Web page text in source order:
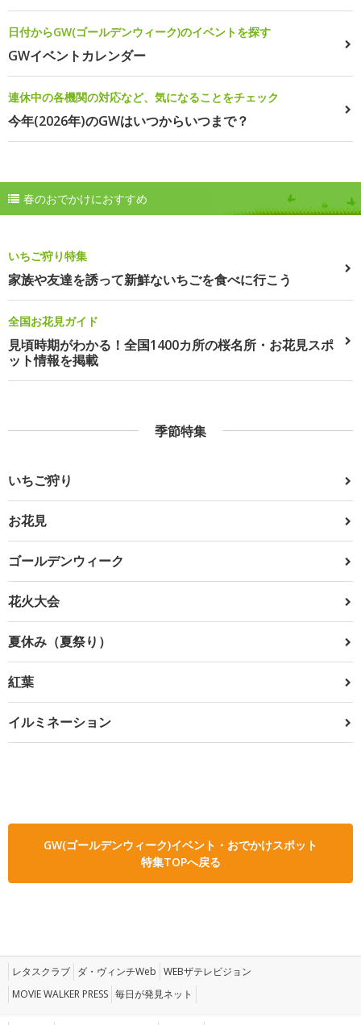
日付からGW(ゴールデンウィーク)のイベントを探す
GWイベントカレンダー
連休中の各機関の対応など、気になることをチェック
今年(2026年)のGWはいつからいつまで？
春のおでかけにおすすめ
いちご狩り特集
家族や友達を誘って新鮮ないちごを食べに行こう
全国お花見ガイド
見頃時期がわかる！全国1400カ所の桜名所・お花見スポ
ット情報を掲載
季節特集
いちご狩り
お花見
ゴールデンウィーク
花火大会
夏休み（夏祭り）
紅葉
イルミネーション
GW(ゴールデンウィーク)イベント・おでかけスポット
特集TOPへ戻る
レタスクラブ ダ・ヴィンチWeb WEBザテレビジョン
MOVIE WALKER PRESS 毎日が発見ネット